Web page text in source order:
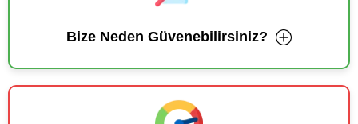
Bize Neden Güvenebilirsiniz?